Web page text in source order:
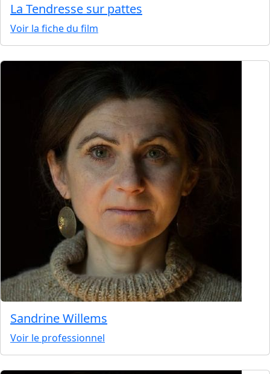
La Tendresse sur pattes
Voir la fiche du film
Sandrine Willems
Voir le professionnel